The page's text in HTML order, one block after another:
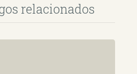
relacionados